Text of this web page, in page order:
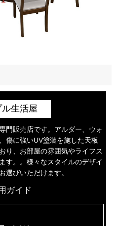
ル生活屋
門販売店です。アルダー、ウォ
傷に強いUV塗装を施した天板
り、お部屋の雰囲気やライフス
す。。様々なスタイルのデザイ
選びいただけます。
ガイド